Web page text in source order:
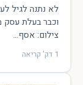
וכבר בעלת עסק
צילום: אסף...
1 דק' קריאה